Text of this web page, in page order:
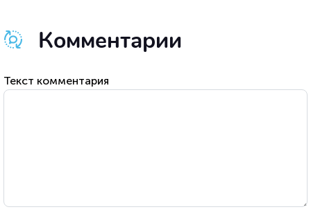
Комментарии
Текст комментария